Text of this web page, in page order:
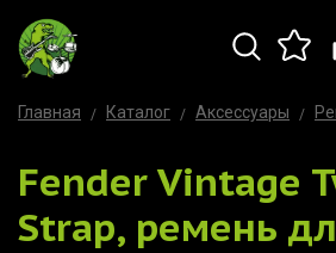
Главная Каталог Аксессуары
Fender Vintage
Strap, ремень